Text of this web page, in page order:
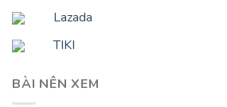
Lazada
TIKI
BÀI NÊN XEM